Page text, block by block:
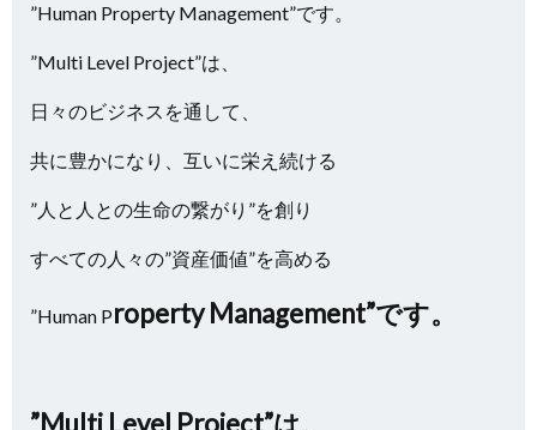
”Human Property Management”です。
”Multi Level Project”は、
日々のビジネスを通して、
共に豊かになり、互いに栄え続ける
”人と人との生命の繋がり”を創り
すべての人々の”資産価値”を高める
”Human Property Management”です。
”Multi Level Project”は、